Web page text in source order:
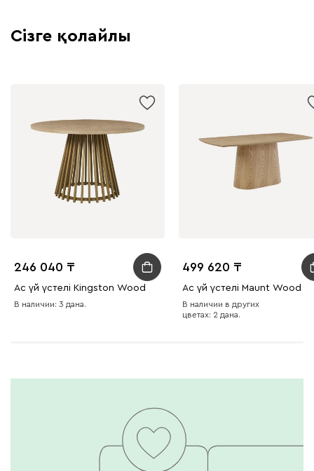
Сізге қолайлы
246 040
Ас үй үстелі Kingston Wood
В наличии: 3 дана.
499 620
Ас үй үстелі Maunt Wood
В наличии в других
цветах: 2 дана.